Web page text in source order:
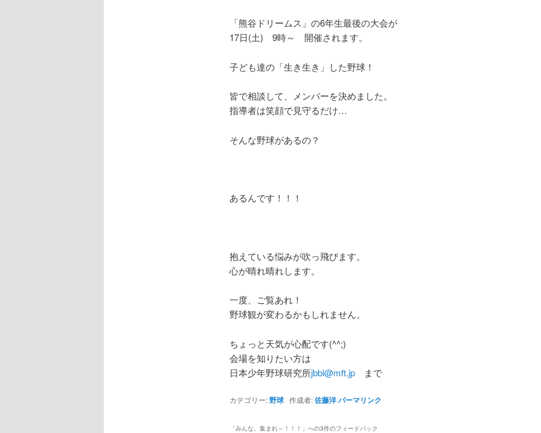
「熊谷ドリームス」の6年生最後の大会が
17日(土) 9時～ 開催されます。
子ども達の「生き生き」した野球！
皆で相談して、メンバーを決めました。
指導者は笑顔で見守るだけ…
そんな野球があるの？
あるんです！！！
抱えている悩みが吹っ飛びます。
心が晴れ晴れします。
一度、ご覧あれ！
野球観が変わるかもしれません。
ちょっと天気が心配です(^^;)
会場を知りたい方は
日本少年野球研究所jbbl@mft.jpまで
カテゴリー:野球作成者:佐藤洋パーマリンク
「みんな、集まれ～！！！ 」への3件のフィードバック